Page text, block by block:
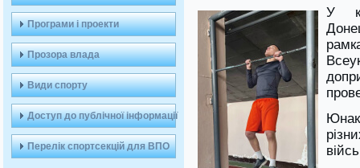
Програми і проекти
Прозора влада
Види спорту
Доступ до публічної інформації
Перелік спортсекцій для ВПО
У